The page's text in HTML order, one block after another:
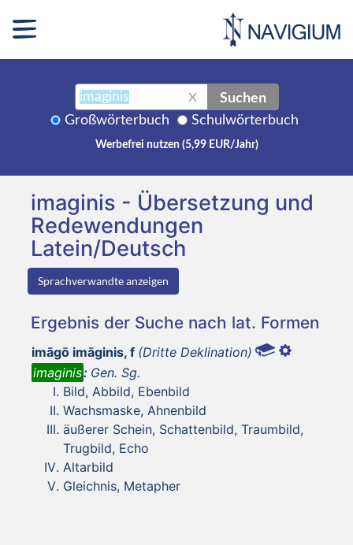
X Suchen
Großwörterbuch Schulwörterbuch
Werbefrei nutzen (5,99 EUR/Jahr)
imaginis - Übersetzung und
Redewendungen
Latein/Deutsch
Sprachverwandte anzeigen
Ergebnis der Suche nach lat. Formen
imāgō imāginis, f (Dritte Deklination)
imaginis: Gen. Sg.
Bild, Abbild, Ebenbild
Wachsmaske, Ahnenbild
äußerer Schein, Schattenbild, Traumbild,
Trugbild, Echo
Altarbild
Gleichnis, Metapher